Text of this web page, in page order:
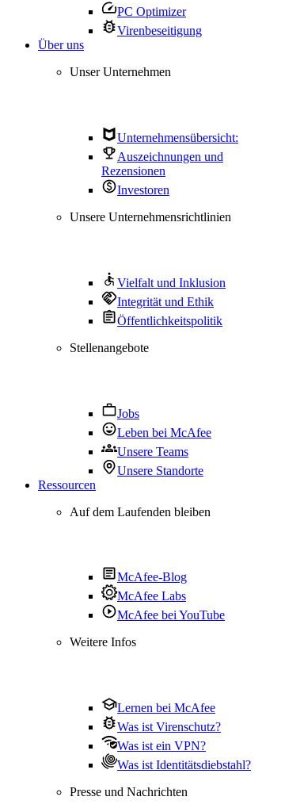
PC Optimizer
Virenbeseitigung
Über uns
Unser Unternehmen
Unternehmensübersicht:
Auszeichnungen und
Rezensionen
Investoren
Unsere Unternehmensrichtlinien
Vielfalt und Inklusion
Integrität und Ethik
Öffentlichkeitspolitik
Stellenangebote
Jobs
Leben bei McAfee
Unsere Teams
Unsere Standorte
Ressourcen
Auf dem Laufenden bleiben
McAfee-Blog
McAfee Labs
McAfee bei YouTube
Weitere Infos
Lernen bei McAfee
Was ist Virenschutz?
Was ist ein VPN?
Was ist Identitätsdiebstahl?
Presse und Nachrichten